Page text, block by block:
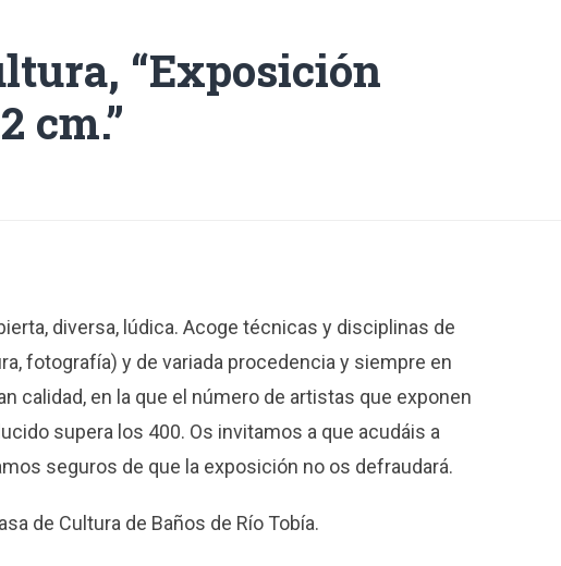
“Exposición
cm.”
diversa, lúdica. Acoge técnicas y disciplinas de
fotografía) y de variada procedencia y siempre en
calidad, en la que el número de artistas que exponen
supera los 400. Os invitamos a que acudáis a
seguros de que la exposición no os defraudará.
de Cultura de Baños de Río Tobía.